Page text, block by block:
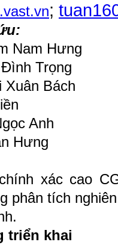
;
Nam Hưng
Trọng
Xuân Bách
Anh
Hưng
xác cao
phân tích
triển khai